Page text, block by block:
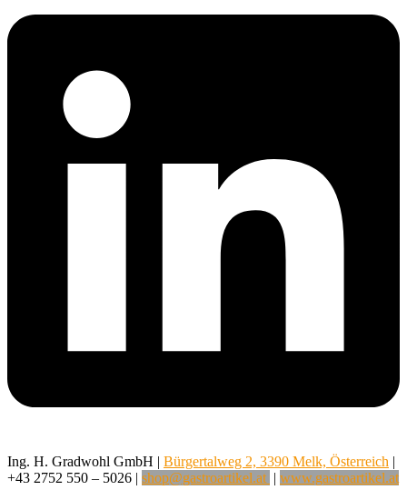
Ing. H. Gradwohl GmbH | Bürgertalweg 2, 3390 Melk, Österreich |
+43 2752 550 – 5026 | shop@gastroartikel.at | www.gastroartikel.at